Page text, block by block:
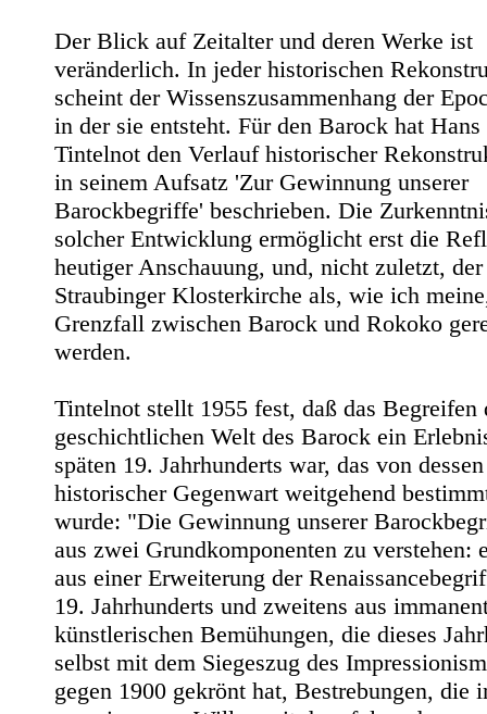
Der Blick auf Zeitalter und deren Werke ist
veränderlich. In jeder historischen
scheint der Wissenszusammenhang der
in der sie entsteht. Für den Barock hat Hans
Tintelnot den Verlauf historischer
in seinem Aufsatz 'Zur Gewinnung unserer
Barockbegriffe' beschrieben. Die
solcher Entwicklung ermöglicht erst die
heutiger Anschauung, und, nicht zuletzt, der
Straubinger Klosterkirche als, wie ich
Grenzfall zwischen Barock und Rokoko
werden.
Tintelnot stellt 1955 fest, daß das Begreifen
geschichtlichen Welt des Barock ein
späten 19. Jahrhunderts war, das von dessen
historischer Gegenwart weitgehend
wurde: "Die Gewinnung unserer
aus zwei Grundkomponenten zu verstehen:
aus einer Erweiterung der
19. Jahrhunderts und zweitens aus
künstlerischen Bemühungen, die dieses
selbst mit dem Siegeszug des
gegen 1900 gekrönt hat, Bestrebungen, die